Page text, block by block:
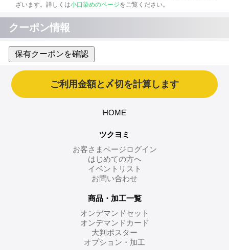
ざいます。詳しくは小口染めのページをご覧ください。
クーポン情報
保有クーポンを確認
HOME
ツクヨミ
お客さまページログイン
はじめての方へ
イベントリスト
お問い合わせ
商品・加工一覧
オンデマンドセット
オンデマンドカード
大判ポスター
オプション・加工